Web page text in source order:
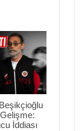
İddiası